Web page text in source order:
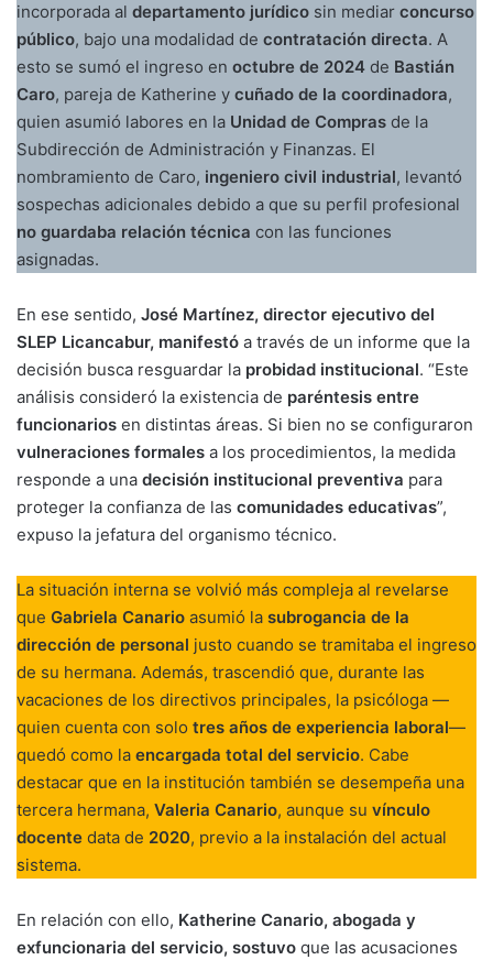
incorporada al departamento jurídico sin mediar concurso
público, bajo una modalidad de contratación directa. A
esto se sumó el ingreso en octubre de 2024 de Bastián
Caro, pareja de Katherine y cuñado de la coordinadora,
quien asumió labores en la Unidad de Compras de la
Subdirección de Administración y Finanzas. El
nombramiento de Caro, ingeniero civil industrial, levantó
sospechas adicionales debido a que su perfil profesional
no guardaba relación técnica con las funciones
asignadas.
En ese sentido, José Martínez, director ejecutivo del
SLEP Licancabur, manifestó a través de un informe que la
decisión busca resguardar la probidad institucional. “Este
análisis consideró la existencia de paréntesis entre
funcionarios en distintas áreas. Si bien no se configuraron
vulneraciones formales a los procedimientos, la medida
responde a una decisión institucional preventiva para
proteger la confianza de las comunidades educativas”,
expuso la jefatura del organismo técnico.
La situación interna se volvió más compleja al revelarse
que Gabriela Canario asumió la subrogancia de la
dirección de personal justo cuando se tramitaba el ingreso
de su hermana. Además, trascendió que, durante las
vacaciones de los directivos principales, la psicóloga —
quien cuenta con solo tres años de experiencia laboral—
quedó como la encargada total del servicio. Cabe
destacar que en la institución también se desempeña una
tercera hermana, Valeria Canario, aunque su vínculo
docente data de 2020, previo a la instalación del actual
sistema.
En relación con ello, Katherine Canario, abogada y
exfuncionaria del servicio, sostuvo que las acusaciones